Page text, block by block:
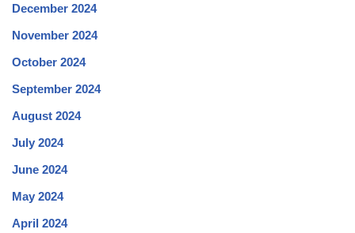
December 2024
November 2024
October 2024
September 2024
August 2024
July 2024
June 2024
May 2024
April 2024